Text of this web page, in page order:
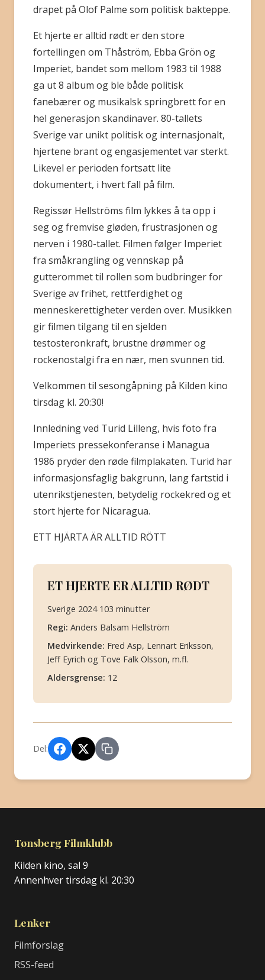
drapet på Olof Palme som politisk bakteppe.
Et hjerte er alltid rødt er den store
fortellingen om Thåström, Ebba Grön og
Imperiet, bandet som mellom 1983 til 1988
ga ut 8 album og ble både politisk
fanebærer og musikalsk springbrett for en
hel generasjon skandinaver. 80-tallets
Sverige var unikt politisk og internasjonalt,
hjertene brant og engasjementet var sterkt.
Likevel er perioden fortsatt lite
dokumentert, i hvert fall på film.
Regissør Hellströms film lykkes å ta opp i
seg og fremvise gløden, frustrasjonen og
nerven i 1980-tallet. Filmen følger Imperiet
fra småkrangling og vennskap på
gutterommet til rollen som budbringer for
Sverige av frihet, rettferdighet og
menneskerettigheter verden over. Musikken
gir filmen tilgang til en sjelden
testosteronkraft, brustne drømmer og
rockenostalgi fra en nær, men svunnen tid.
Velkommen til sesongåpning på Kilden kino
tirsdag kl. 20:30!
Innledning ved Turid Lilleng, hvis foto fra
Imperiets pressekonferanse i Managua
1986 pryder den røde filmplakaten. Turid har
informasjonsfaglig bakgrunn, lang fartstid i
utenrikstjenesten, betydelig rockekred og et
stort hjerte for Nicaragua.
ETT HJÄRTA ÄR ALLTID RÖTT
ET HJERTE ER ALLTID RØDT
Sverige 2024 103 minutter
Regi: Anders Balsam Hellström
Medvirkende: Fred Asp, Lennart Eriksson,
Jeff Eyrich og Tove Falk Olsson, m.fl.
Aldersgrense: 12
Del:
Tønsberg Filmklubb
Kilden kino, sal 9
Annenhver tirsdag kl. 20:30
Lenker
Filmforslag
RSS-feed